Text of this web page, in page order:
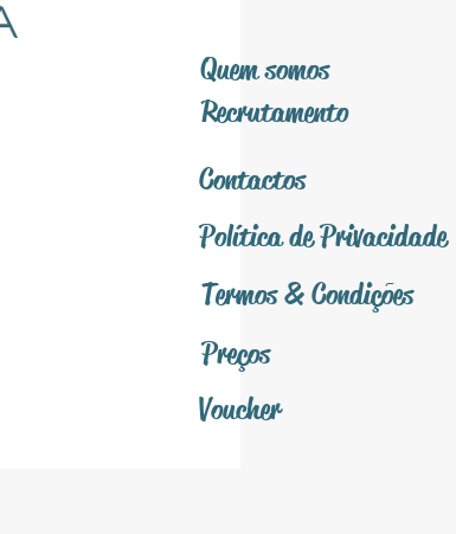
Quem somos
Recrutamento
Contactos
Políticade Privacidade
Termos &Condições
Preços
Voucher